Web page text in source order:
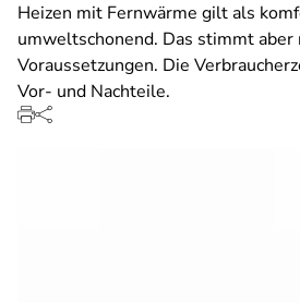
Heizen mit Fernwärme gilt als
umweltschonend. Das stimmt
Voraussetzungen. Die
Vor- und Nachteile.